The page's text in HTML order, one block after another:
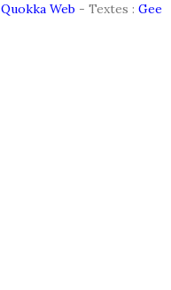
Quokka Web - Textes : Gee